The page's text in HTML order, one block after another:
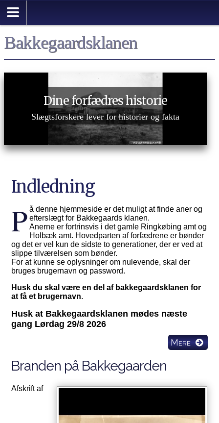
Bakkegaardsklanen
Dine forfædres historie
Slægtsforskere lever for historier og fakta
Indledning
P å denne hjemmeside er det muligt at finde aner og
efterslægt for Bakkegaards klanen.
Anerne er fortrinsvis i det gamle Ringkøbing amt og
Holbæk amt. Hovedparten af forfædrene er bønder
og det er vel kun de sidste to generationer, der er ved at
slippe tilværelsen som bønder.
For at kunne se oplysninger om nulevende, skal der
bruges brugernavn og password.
Husk du skal være en del af bakkegaardsklanen for
at få et brugernavn.
Husk at Bakkegaardsklanen mødes næste
gang Lørdag 29/8 2026
Mere
Branden på Bakkegaarden
Afskrift af